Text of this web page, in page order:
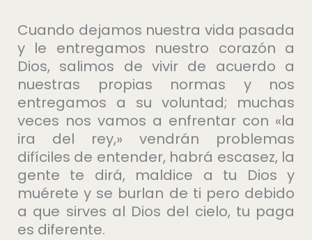
Cuando dejamos nuestra vida pasada
y le entregamos nuestro corazón a
Dios, salimos de vivir de acuerdo a
nuestras propias normas y nos
entregamos a su voluntad; muchas
veces nos vamos a enfrentar con «la
ira del rey,» vendrán problemas
difíciles de entender, habrá escasez, la
gente te dirá, maldice a tu Dios y
muérete y se burlan de ti pero debido
a que sirves al Dios del cielo, tu paga
es diferente.